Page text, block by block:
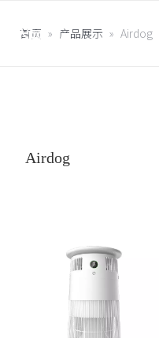
首页 » 产品展示 » Airdog
Airdog